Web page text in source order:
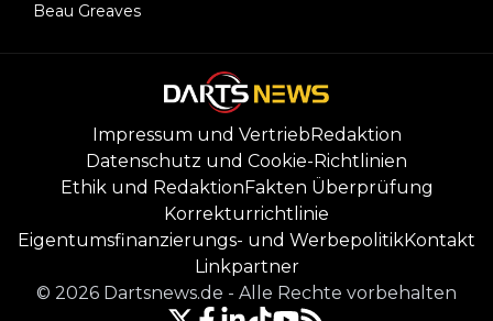
Beau Greaves
Impressum und VertriebRedaktion
Datenschutz und Cookie-Richtlinien
Ethik und RedaktionFakten Überprüfung
Korrekturrichtlinie
Eigentumsfinanzierungs- und WerbepolitikKontakt
Linkpartner
© 2026 Dartsnews.de - Alle Rechte vorbehalten